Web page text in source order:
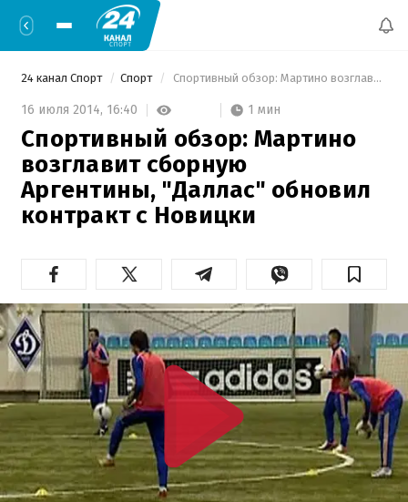
24 канал Спорт Спорт Спортивный обзор: Мартино возглавит сборную Аргентины, "Даллас" обновил контракт с Новицки
16 июля 2014, 16:40 1 мин
Спортивный обзор: Мартино
возглавит сборную
Аргентины, "Даллас" обновил
контракт с Новицки